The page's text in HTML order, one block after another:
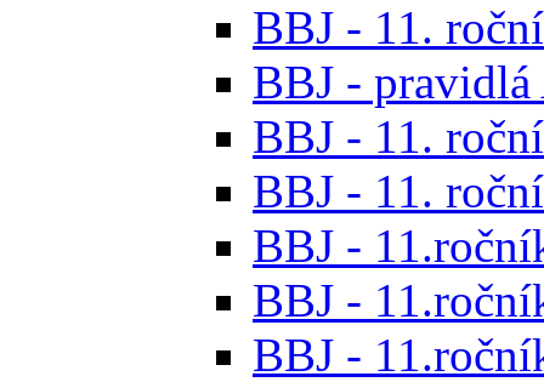
BBJ - 11.
BBJ - pravidlá
BBJ - 11.
BBJ - 11.
BBJ -
BBJ -
BBJ -